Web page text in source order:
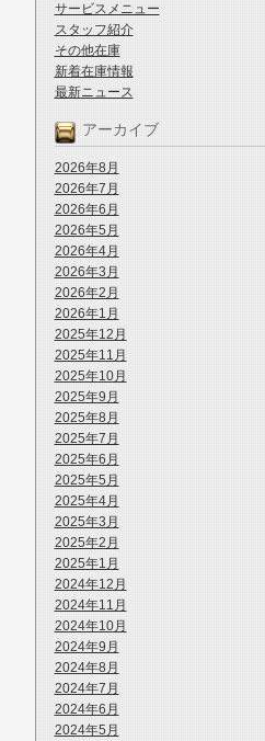
サービスメニュー
スタッフ紹介
その他在庫
新着在庫情報
最新ニュース
アーカイブ
2026年8月
2026年7月
2026年6月
2026年5月
2026年4月
2026年3月
2026年2月
2026年1月
2025年12月
2025年11月
2025年10月
2025年9月
2025年8月
2025年7月
2025年6月
2025年5月
2025年4月
2025年3月
2025年2月
2025年1月
2024年12月
2024年11月
2024年10月
2024年9月
2024年8月
2024年7月
2024年6月
2024年5月